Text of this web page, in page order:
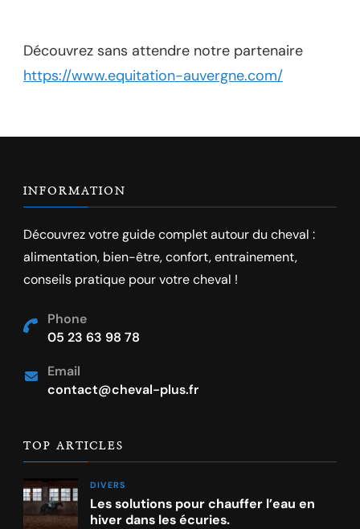
Découvrez sans attendre notre partenaire
https://www.equitation-auvergne.com/
INFORMATION
Découvrez votre guide complet autour du cheval :
alimentation, bien-être, confort, entrainement,
conseils pratique pour votre cheval !
Phone
05 23 63 98 78
Email
contact@cheval-plus.fr
TOP ARTICLES
DIVERS
Les solutions pour chauffer l’eau en
hiver dans les écuries.